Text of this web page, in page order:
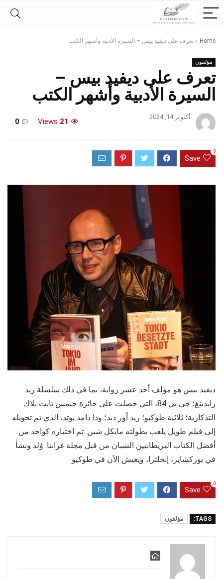
Home
» تعرف على ديفيد بيس – السيرة الأدبية وأشهر الكتب
مؤلفون
تعرف على ديفيد بيس –
السيرة الأدبية وأشهر الكتب
أكتوبر 14, 2024
21
0
Save
0
ديفيد بيس هو مؤلف أحد عشر رواية، بما في ذلك سلسلة ريد
رايدينغ؛ جي بي 84، التي حصلت على جائزة جيمس تايت بلاك
التذكارية؛ ثلاثية طوكيو؛ ريد أور ديد؛ وذا دامد يوتد، الذي تم تحويله
إلى فيلم طويل يلعب بطولته مايكل شين. تم اختياره كواحد من
أفضل الكتاب البريطانيين الشبان من قبل مجلة غرانتا. وُلد ونشأ
في يوركشاير، إنجلترا، ويعيش الآن في طوكيو.
Save
0
TAGS: مؤلفون